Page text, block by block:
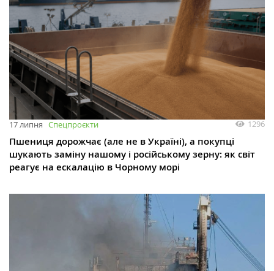
17 липня Спецпроєкти 1296
Пшениця дорожчає (але не в Україні), а покупці
шукають заміну нашому і російському зерну: як світ
реагує на ескалацію в Чорному морі